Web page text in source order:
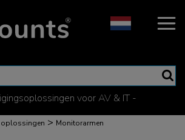
voor AV & IT -
> Monitorarmen